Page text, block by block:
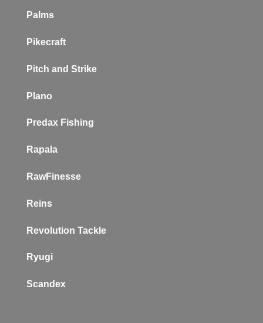
Palms
Pikecraft
Pitch and Strike
Plano
Predax Fishing
Rapala
RawFinesse
Reins
Revolution Tackle
Ryugi
Scandex